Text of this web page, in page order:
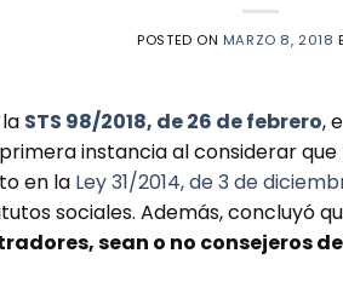
POSTED ON MARZO 8, 2018
STS 98/2018, de 26 de febrero,
instancia al considerar
en la Ley 31/2014, de 3 de
sociales. Además, concluyó
sean o no consejeros